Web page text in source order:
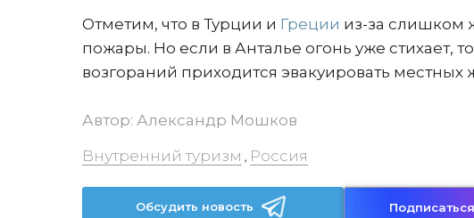
Отметим, что в Турции и Греции из-за слишком
пожары. Но если в Анталье огонь уже стихает,
возгораний приходится эвакуировать местных
Автор: Александр Мошков
Внутренний туризм , Россия
Обсудить новость